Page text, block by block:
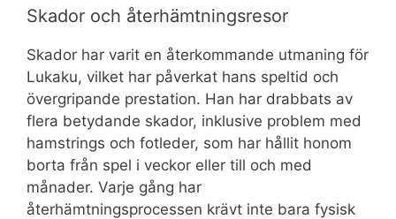
Skador och återhämtningsresor
Skador har varit en återkommande utmaning för
Lukaku, vilket har påverkat hans speltid och
övergripande prestation. Han har drabbats av
flera betydande skador, inklusive problem med
hamstrings och fotleder, som har hållit honom
borta från spel i veckor eller till och med
månader. Varje gång har
återhämtningsprocessen krävt inte bara fysisk